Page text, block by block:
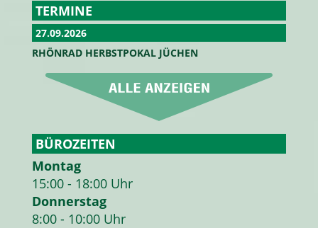
TERMINE
27.09.2026
RHÖNRAD HERBSTPOKAL JÜCHEN
BÜROZEITEN
Montag
15:00 - 18:00 Uhr
Donnerstag
8:00 - 10:00 Uhr